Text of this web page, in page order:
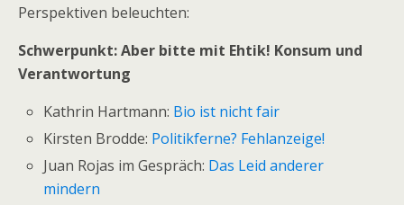
Perspektiven beleuchten:
Schwerpunkt: Aber bitte mit Ehtik! Konsum und
Verantwortung
Kathrin Hartmann: Bio ist nicht fair
Kirsten Brodde: Politikferne? Fehlanzeige!
Juan Rojas im Gespräch: Das Leid anderer
mindern